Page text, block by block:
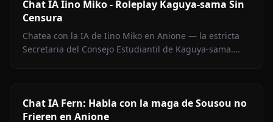
Chat IA Iino Miko - Roleplay Kaguya-sama Sin
Censura
Chatea con la IA de Iino Miko en Anione — la estricta
Secretaria del Consejo Estudiantil de Kaguya-sama.
Chat IA Fern: Habla con la maga de Sousou no
Frieren en Anione